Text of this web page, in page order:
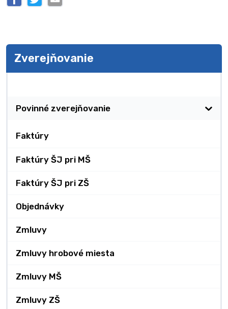
Zverejňovanie
Povinné zverejňovanie
Faktúry
Faktúry ŠJ pri MŠ
Faktúry ŠJ pri ZŠ
Objednávky
Zmluvy
Zmluvy hrobové miesta
Zmluvy MŠ
Zmluvy ZŠ